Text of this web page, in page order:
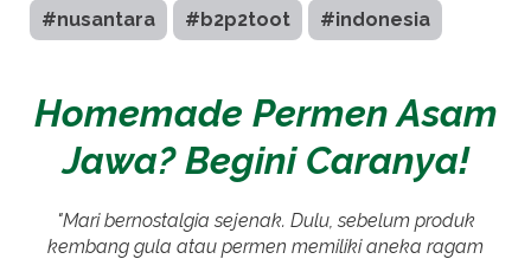
#nusantara #b2p2toot #indonesia
Homemade Permen Asam
Jawa? Begini Caranya!
"Mari bernostalgia sejenak. Dulu, sebelum produk
kembang gula atau permen memiliki aneka ragam